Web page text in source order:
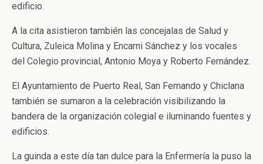
edificio.
A la cita asistieron también las concejalas de Salud y
Cultura, Zuleica Molina y Encarni Sánchez y los vocales
del Colegio provincial, Antonio Moya y Roberto Fernández.
El Ayuntamiento de Puerto Real, San Fernando y Chiclana
también se sumaron a la celebración visibilizando la
bandera de la organización colegial e iluminando fuentes y
edificios.
La guinda a este día tan dulce para la Enfermería la puso la